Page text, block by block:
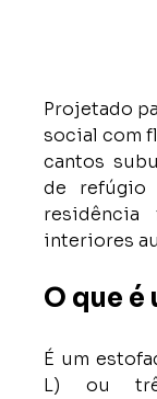
Projetado
social com
cantos
de refúgio
interiores
O que é
É um
L) ou